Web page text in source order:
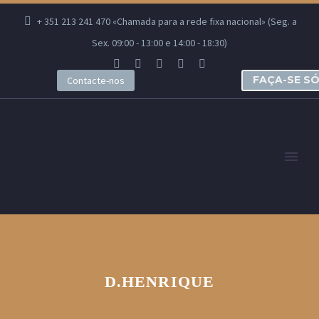
+ 351 213 241 470 «Chamada para a rede fixa nacional» (Seg. a
Sex. 09:00 - 13:00 e 14:00 - 18:30)
Contacte-nos FAÇA-SE
D.HENRIQUE